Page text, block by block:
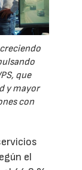
que
y mayor
con
el